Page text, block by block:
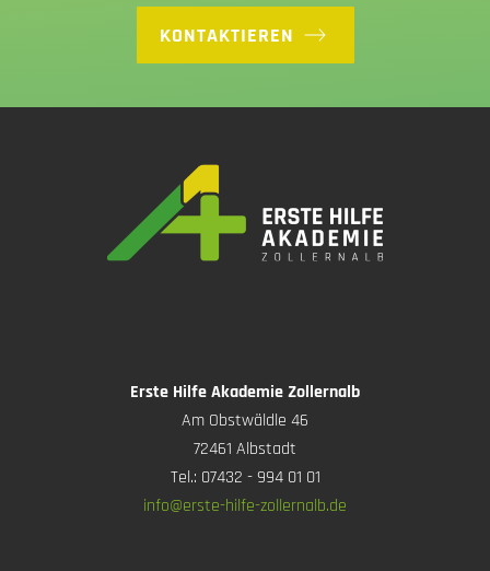
KONTAKTIEREN
Erste Hilfe Akademie Zollernalb
Am Obstwäldle 46
72461 Albstadt
Tel.: 07432 - 994 01 01
info@erste-hilfe-zollernalb.de